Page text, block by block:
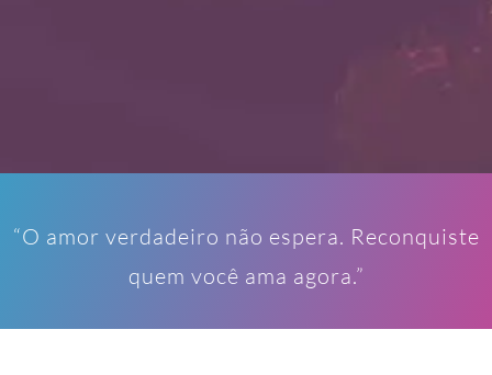
“O amor verdadeiro não espera. Reconquiste
quem você ama agora.”